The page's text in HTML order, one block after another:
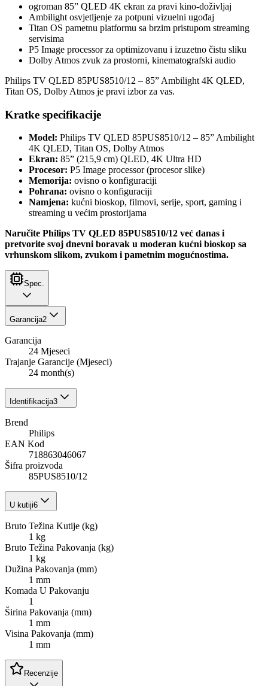
ogroman 85” QLED 4K ekran za pravi kino-doživljaj
Ambilight osvjetljenje za potpuni vizuelni ugođaj
Titan OS pametnu platformu sa brzim pristupom streaming
servisima
P5 Image processor za optimizovanu i izuzetno čistu sliku
Dolby Atmos zvuk za prostorni, kinematografski audio
Philips TV QLED 85PUS8510/12 – 85” Ambilight 4K QLED,
Titan OS, Dolby Atmos je pravi izbor za vas.
Kratke specifikacije
Model: Philips TV QLED 85PUS8510/12 – 85” Ambilight
4K QLED, Titan OS, Dolby Atmos
Ekran: 85” (215,9 cm) QLED, 4K Ultra HD
Procesor: P5 Image processor (procesor slike)
Memorija: ovisno o konfiguraciji
Pohrana: ovisno o konfiguraciji
Namjena: kućni bioskop, filmovi, serije, sport, gaming i
streaming u većim prostorijama
Naručite Philips TV QLED 85PUS8510/12 već danas i
pretvorite svoj dnevni boravak u moderan kućni bioskop sa
vrhunskom slikom, zvukom i pametnim mogućnostima.
Spec.
Garancija2
Garancija
24 Mjeseci
Trajanje Garancije (Mjeseci)
24 month(s)
Identifikacija3
Brend
Philips
EAN Kod
718863046067
Šifra proizvoda
85PUS8510/12
U kutiji6
Bruto Težina Kutije (kg)
1 kg
Bruto Težina Pakovanja (kg)
1 kg
Dužina Pakovanja (mm)
1 mm
Komada U Pakovanju
1
Širina Pakovanja (mm)
1 mm
Visina Pakovanja (mm)
1 mm
Recenzije